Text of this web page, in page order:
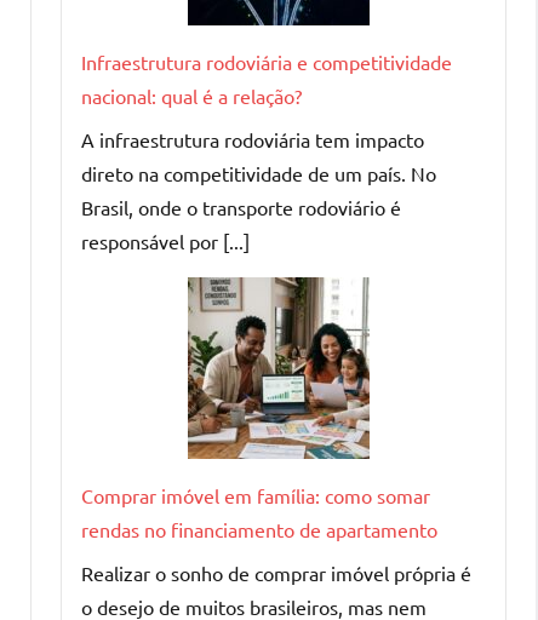
Infraestrutura rodoviária e competitividade
nacional: qual é a relação?
A infraestrutura rodoviária tem impacto
direto na competitividade de um país. No
Brasil, onde o transporte rodoviário é
responsável por [...]
Comprar imóvel em família: como somar
rendas no financiamento de apartamento
Realizar o sonho de comprar imóvel própria é
o desejo de muitos brasileiros, mas nem